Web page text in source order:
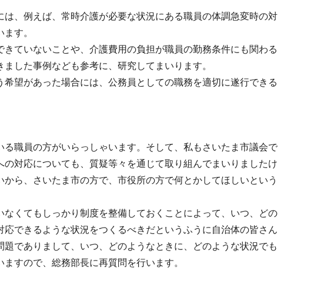
、例えば、常時介護が必要な状況にある職員の体調急変時の対
す。
ていないことや、介護費用の負担が職員の勤務条件にも関わる
した事例なども参考に、研究してまいります。
望があった場合には、公務員としての職務を適切に遂行できる
職員の方がいらっしゃいます。そして、私もさいたま市議会で
対応についても、質疑等々を通じて取り組んでまいりましたけ
ら、さいたま市の方で、市役所の方で何とかしてほしいという
くてもしっかり制度を整備しておくことによって、いつ、どの
できるような状況をつくるべきだというふうに自治体の皆さん
でありまして、いつ、どのようなときに、どのような状況でも
すので、総務部長に再質問を行います。